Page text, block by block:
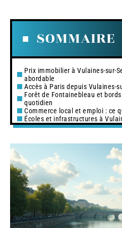
SOMMAIRE
Prix immobilier à Vulaines-sur-
abordable
Accès à Paris depuis Vulaines-
Forêt de Fontainebleau et
quotidien
Commerce local et emploi : ce
Écoles et infrastructures à